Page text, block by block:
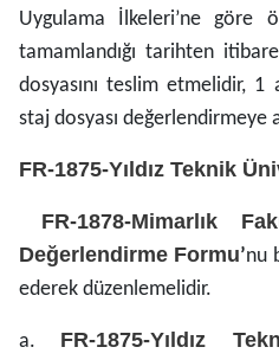
Uygulama İlkeleri’ne göre
tamamlandığı tarihten
dosyasını teslim etmelidir,
staj dosyası değerlendirmeye
FR-1875-Yıldız Teknik
FR-1878-Mimarlık
Değerlendirme Formu’nu
ederek düzenlemelidir.
a. FR-1875-Yıldız